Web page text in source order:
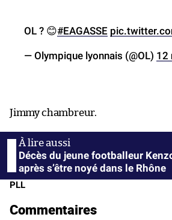
OL ? 😊#EAGASSE
— Olympique lyonnais (@OL) 12
Jimmy chambreur.
Décès du jeune footballeur
après s’être noyé dans le Rhône
PLL
Commentaires